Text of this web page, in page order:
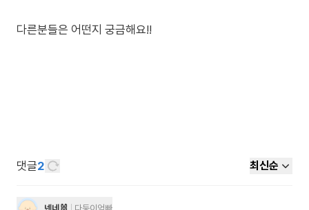
댓글2 최신순
넨네🐰 다둥이엄빠